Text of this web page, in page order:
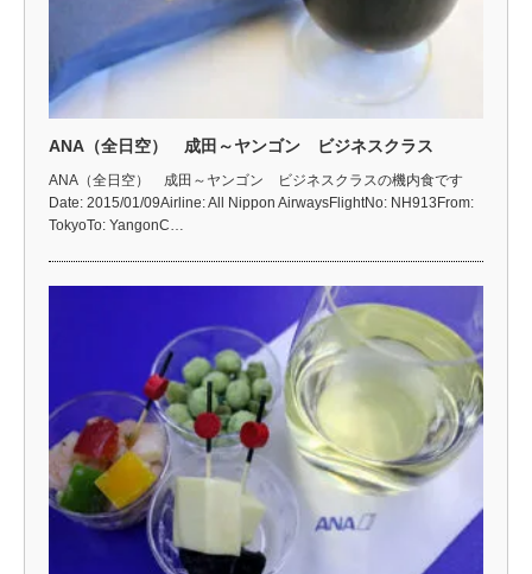
ANA（全日空） 成田～ヤンゴン ビジネスクラス
ANA（全日空） 成田～ヤンゴン ビジネスクラスの機内食です
Date: 2015/01/09Airline: All Nippon AirwaysFlightNo: NH913From:
TokyoTo: YangonC…